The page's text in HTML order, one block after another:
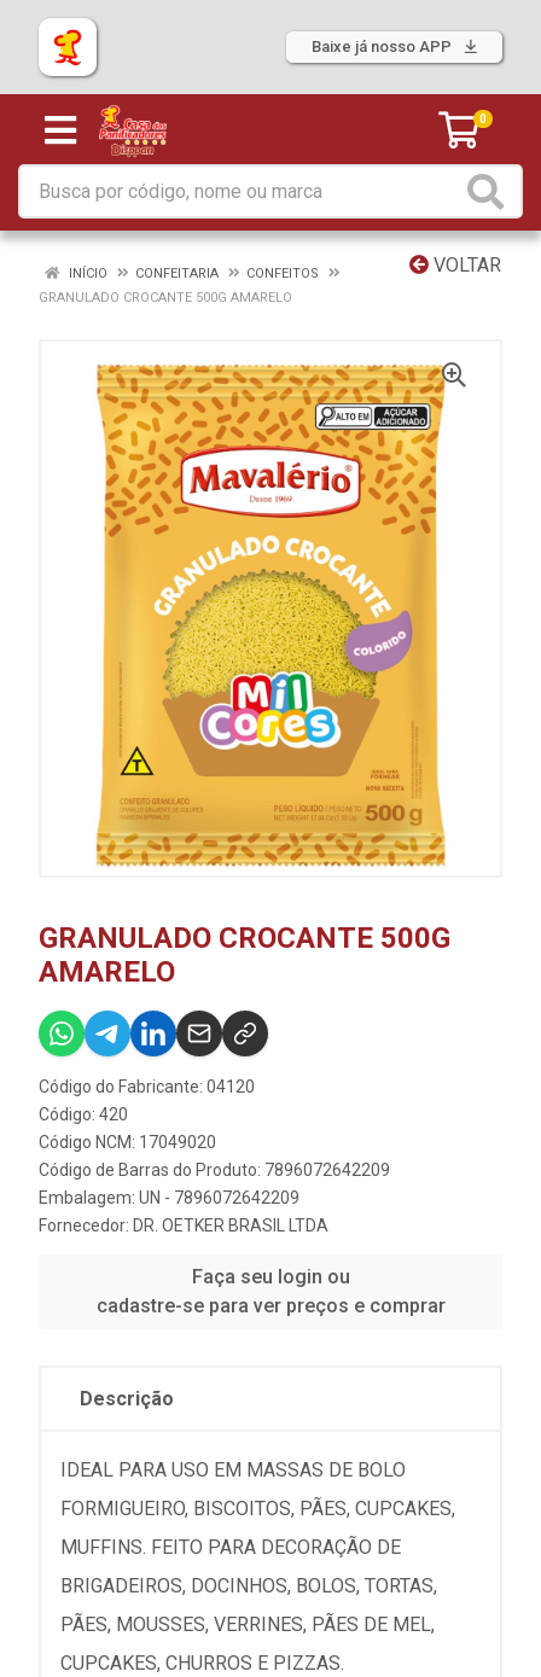
Baixe já nosso APP
0
VOLTAR
INÍCIO CONFEITARIA
CONFEITOS
GRANULADO CROCANTE 500G AMARELO
GRANULADO CROCANTE 500G
AMARELO
Código do Fabricante: 04120
Código: 420
Código NCM: 17049020
Código de Barras do Produto: 7896072642209
Embalagem: UN - 7896072642209
Fornecedor: DR. OETKER BRASIL LTDA
Faça seu login ou
cadastre-se para ver preços e comprar
Descrição
IDEAL PARA USO EM MASSAS DE BOLO
FORMIGUEIRO, BISCOITOS, PÃES, CUPCAKES,
MUFFINS. FEITO PARA DECORAÇÃO DE
BRIGADEIROS, DOCINHOS, BOLOS, TORTAS,
PÃES, MOUSSES, VERRINES, PÃES DE MEL,
CUPCAKES, CHURROS E PIZZAS.